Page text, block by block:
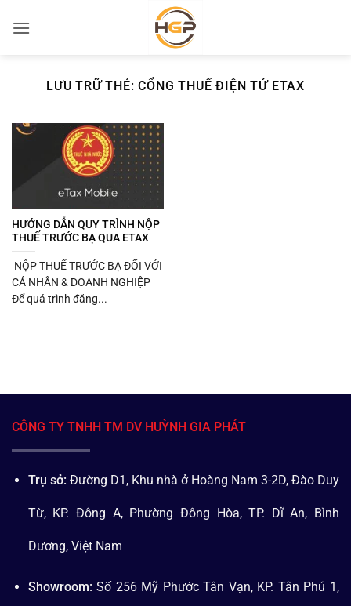
qua
LƯU TRỮ THẺ:CỔNG THUẾ ĐIỆN TỬ ETAX
HƯỚNG DẪN QUY TRÌNH NỘP
THUẾ TRƯỚC BẠ QUA ETAX
NỘP THUẾ TRƯỚC BẠ ĐỐI VỚI
CÁ NHÂN & DOANH NGHIỆP
Để quá trình đăng...
CÔNG TY TNHH TM DV HUỲNH GIA PHÁT
Trụ sở: Đường D1, Khu nhà ở Hoàng Nam 3-2D, Đào Duy
Từ, KP. Đông A, Phường Đông Hòa, TP. Dĩ An, Bình
Dương, Việt Nam
Showroom: Số 256 Mỹ Phước Tân Vạn, KP. Tân Phú 1,